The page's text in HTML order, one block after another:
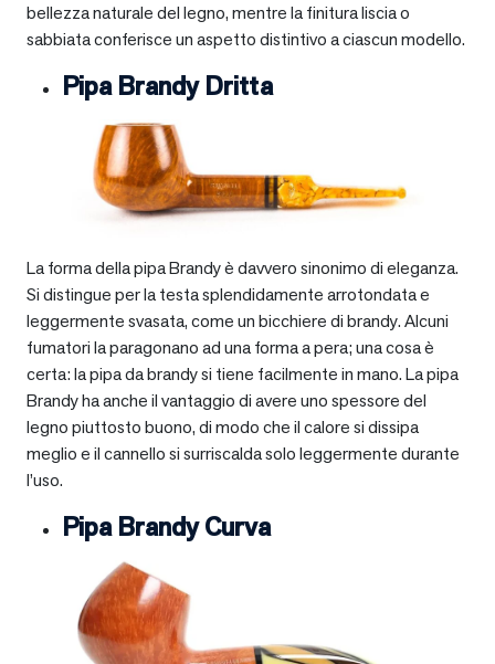
bellezza naturale del legno, mentre la finitura liscia o
sabbiata conferisce un aspetto distintivo a ciascun modello.
Pipa Brandy Dritta
La forma della pipa Brandy è davvero sinonimo di eleganza.
Si distingue per la testa splendidamente arrotondata e
leggermente svasata, come un bicchiere di brandy. Alcuni
fumatori la paragonano ad una forma a pera; una cosa è
certa: la pipa da brandy si tiene facilmente in mano. La pipa
Brandy ha anche il vantaggio di avere uno spessore del
legno piuttosto buono, di modo che il calore si dissipa
meglio e il cannello si surriscalda solo leggermente durante
l’uso.
Pipa Brandy Curva